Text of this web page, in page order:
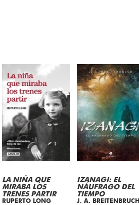
LA NIÑA QUE
MIRABA LOS
TRENES PARTIR
RUPERTO LONG
IZANAGI: EL
NÁUFRAGO DEL
TIEMPO
J. A. BREITENBRUCH